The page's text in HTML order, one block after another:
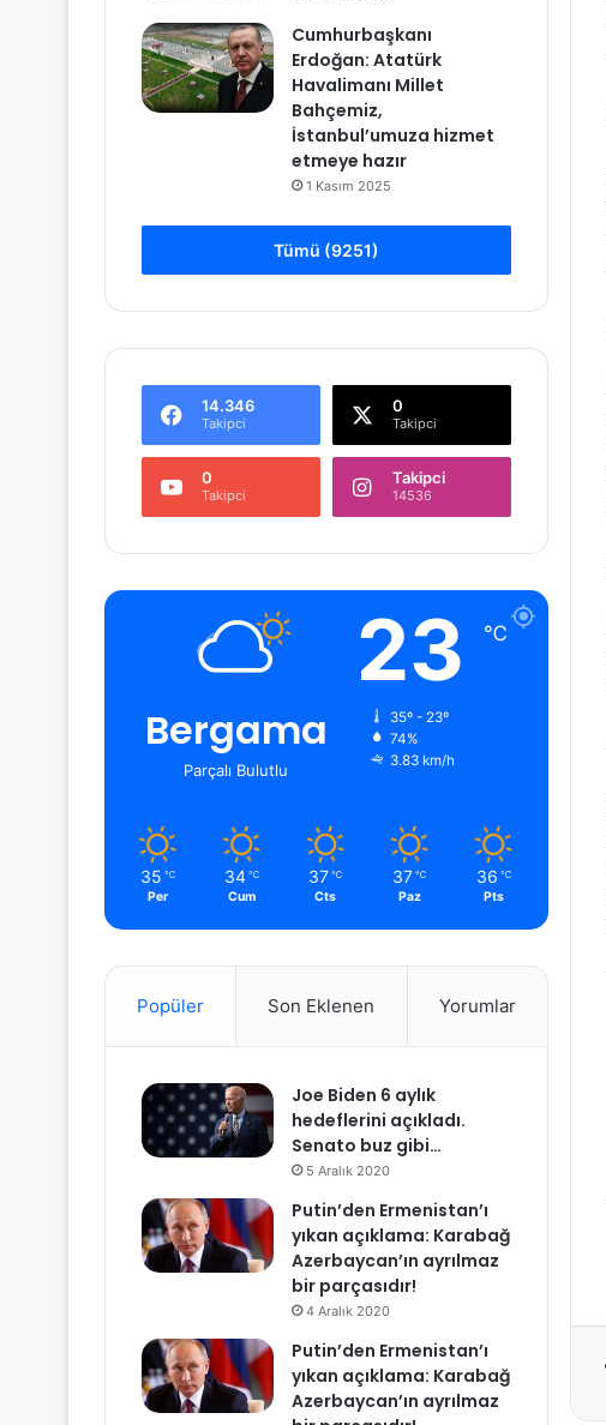
Cumhurbaşkanı
Erdoğan: Atatürk
Havalimanı Millet
Bahçemiz,
İstanbul’umuza hizmet
etmeye hazır
1 Kasım 2025
Tümü (9251)
14.346
Takipci
0
Takipci
0
Takipci
Takipci
14536
Bergama
Parçalı Bulutlu
23 ℃
35º - 23º
74%
3.83 km/h
35 ℃
Per
34 ℃
Cum
37 ℃
Cts
37 ℃
Paz
36 ℃
Pts
Popüler Son Eklenen Yorumlar
Joe Biden 6 aylık
hedeflerini açıkladı.
Senato buz gibi…
5 Aralık 2020
Putin’den Ermenistan’ı
yıkan açıklama: Karabağ
Azerbaycan’ın ayrılmaz
bir parçasıdır!
4 Aralık 2020
Putin’den Ermenistan’ı
yıkan açıklama: Karabağ
Azerbaycan’ın ayrılmaz